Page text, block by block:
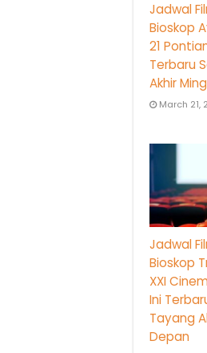
Jadwal
Bioskop
21
Terbaru
Akhir
March 21,
Jadwal
Bioskop
XXI
Ini
Tayang
Depan